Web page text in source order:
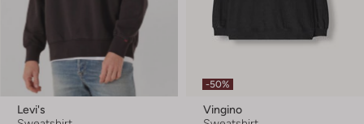
Levi's
-50%
Vingino